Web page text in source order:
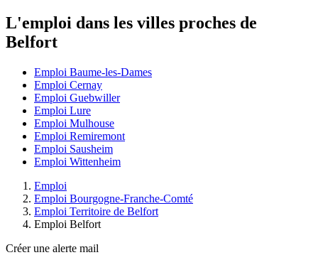
L'emploi dans les villes proches de
Belfort
Emploi Baume-les-Dames
Emploi Cernay
Emploi Guebwiller
Emploi Lure
Emploi Mulhouse
Emploi Remiremont
Emploi Sausheim
Emploi Wittenheim
Emploi
Emploi Bourgogne-Franche-Comté
Emploi Territoire de Belfort
Emploi Belfort
Créer une alerte mail